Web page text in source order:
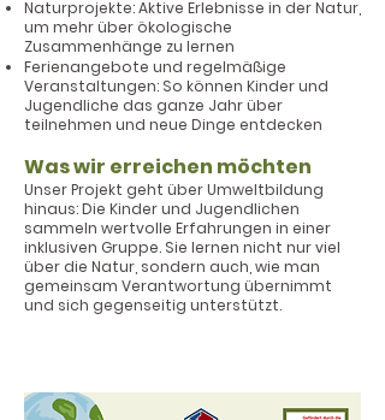
Naturprojekte: Aktive Erlebnisse in der Natur,
um mehr über ökologische
Zusammenhänge zu lernen
Ferienangebote und regelmäßige
Veranstaltungen: So können Kinder und
Jugendliche das ganze Jahr über
teilnehmen und neue Dinge entdecken
Was wir erreichen möchten
Unser Projekt geht über Umweltbildung
hinaus: Die Kinder und Jugendlichen
sammeln wertvolle Erfahrungen in einer
inklusiven Gruppe. Sie lernen nicht nur viel
über die Natur, sondern auch, wie man
gemeinsam Verantwortung übernimmt
und sich gegenseitig unterstützt.